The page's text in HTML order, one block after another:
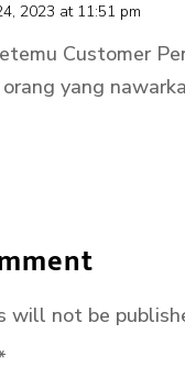
2023 at 11:51 pm
Customer
yang
will not be